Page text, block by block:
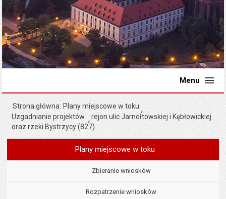
Menu
Strona główna Plany miejscowe w toku
Uzgadnianie projektów
rejon ulic Jarnołtowskiej i Kębłowickiej
oraz rzeki Bystrzycy (827)
Menu Planowanie przestrzenne
Plany miejscowe w toku
Zbieranie wniosków
Rozpatrzenie wniosków